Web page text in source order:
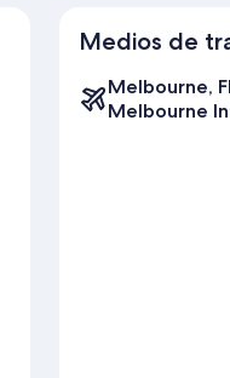
Medios de
Melbourne,
Melbourne